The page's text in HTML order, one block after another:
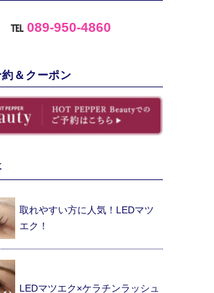
℡ 089-950-4860
＆クーポン
取れやすい方に人気！LEDマツ
エク！
LEDマツエク×ケラチンラッシュ